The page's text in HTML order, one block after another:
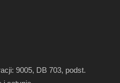
9005, DB 703, podst.